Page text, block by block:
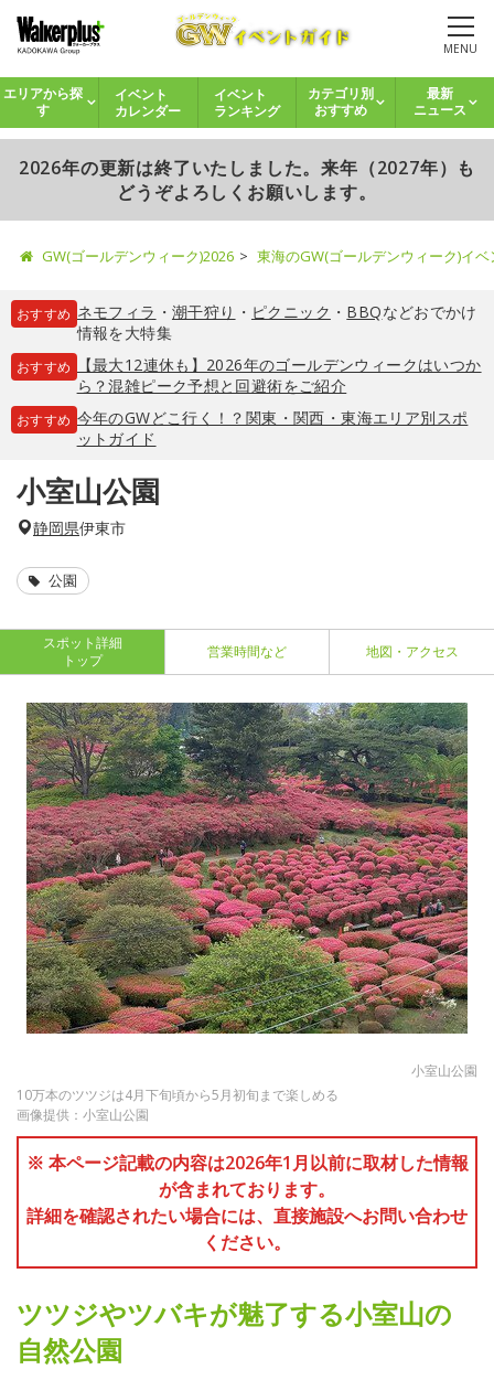
MENU
エリアから探
す
イベント
カレンダー
イベント
ランキング
カテゴリ別
おすすめ
最新
ニュース
2026年の更新は終了いたしました。来年（2027年）も
どうぞよろしくお願いします。
GW(ゴールデンウィーク)2026 東海のGW(ゴールデンウィーク)イ
おすすめ ネモフィラ ・ 潮干狩り ・ ピクニック ・ BBQなどおでかけ
情報を大特集
おすすめ
【最大12連休も】2026年のゴールデンウィークはいつか
ら？混雑ピーク予想と回避術をご紹介
おすすめ 今年のGWどこ行く！？関東・関西・東海エリア別スポ
ットガイド
小室山公園
静岡県伊東市
公園
スポット詳細
トップ
営業時間など 地図・アクセス
小室山公園
10万本のツツジは4月下旬頃から5月初旬まで楽しめる
画像提供：小室山公園
※ 本ページ記載の内容は2026年1月以前に取材した情報
が含まれております。
詳細を確認されたい場合には、直接施設へお問い合わせ
ください。
ツツジやツバキが魅了する小室山の
自然公園